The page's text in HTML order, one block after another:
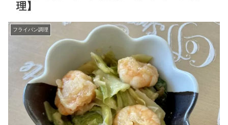
理】
フライパン調理